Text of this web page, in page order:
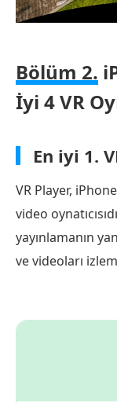
Bölüm 2.
İyi 4 VR
En iyi 1.
VR Player,
video
yayınlamanın
ve videoları